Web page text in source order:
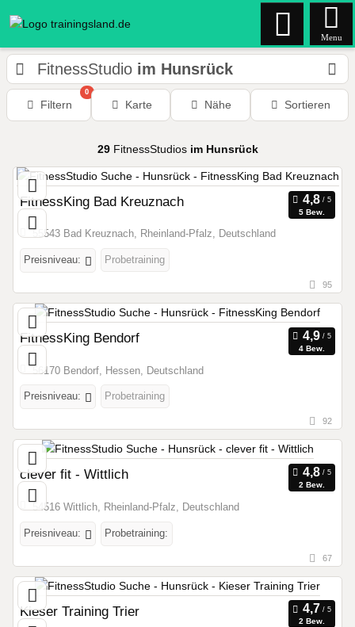
Menu
FitnessStudio im Hunsrück
Filtern
0
Karte Nähe Sortieren
29FitnessStudios im Hunsrück
FitnessKing Bad Kreuznach
5 Bew.
55543 Bad Kreuznach, Rheinland-Pfalz, Deutschland
Preisniveau: Probetraining
95
FitnessKing Bendorf
4 Bew.
56170 Bendorf, Hessen, Deutschland
Preisniveau: Probetraining
92
clever fit - Wittlich
2 Bew.
54516 Wittlich, Rheinland-Pfalz, Deutschland
Preisniveau: Probetraining:
67
Kieser Training Trier
2 Bew.